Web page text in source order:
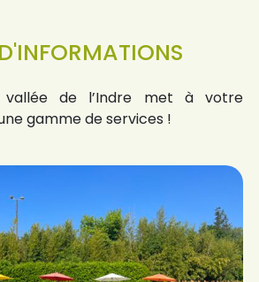
vallée de l’Indre met à votre
gamme de services !